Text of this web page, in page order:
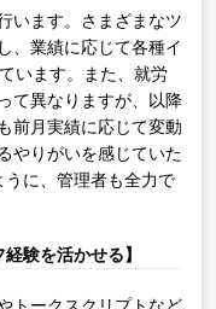
います。さまざまなツ
、業績に応じて各種イ
います。また、就労
て異なりますが、以降
前月実績に応じて変動
やりがいを感じていた
に、管理者も全力で
験を活かせる】